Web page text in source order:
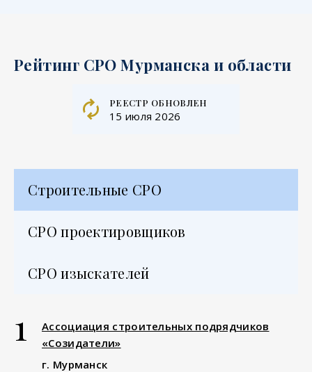
Рейтинг СРО Мурманска и области
реестр обновлен
15 июля 2026
Строительные СРО
СРО проектировщиков
СРО изыскателей
1
Ассоциация строительных подрядчиков
«Созидатели»
г. Мурманск